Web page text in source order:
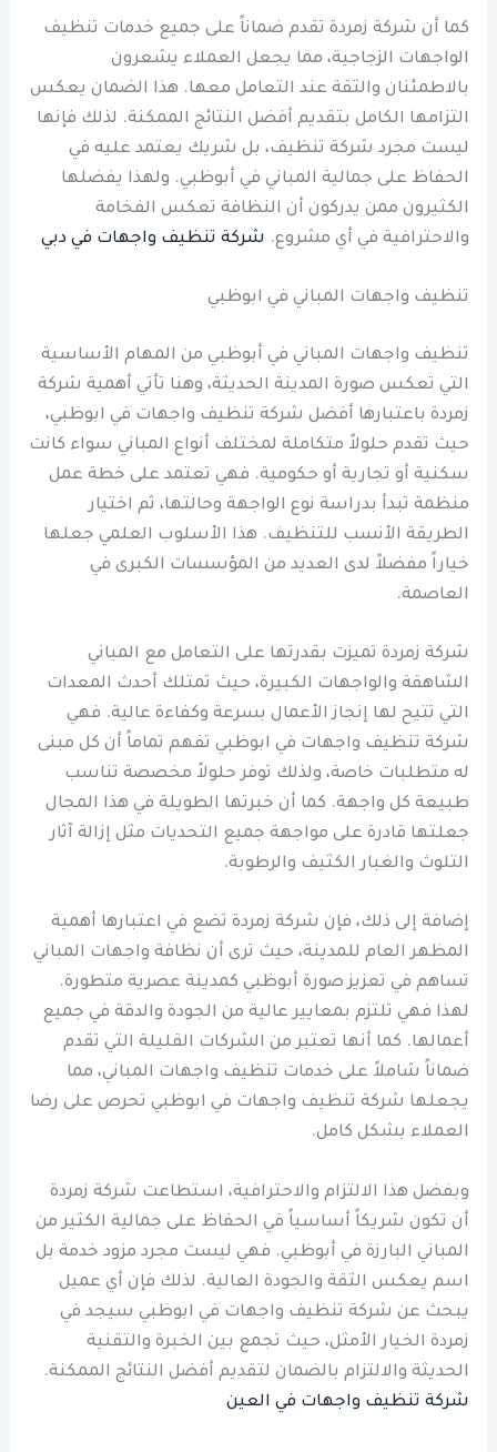
كما أن شركة زمردة تقدم ضماناً على جميع خدمات تنظيف
الواجهات الزجاجية، مما يجعل العملاء يشعرون
بالاطمئنان والثقة عند التعامل معها. هذا الضمان يعكس
التزامها الكامل بتقديم أفضل النتائج الممكنة. لذلك فإنها
ليست مجرد شركة تنظيف، بل شريك يعتمد عليه في
الحفاظ على جمالية المباني في أبوظبي. ولهذا يفضلها
الكثيرون ممن يدركون أن النظافة تعكس الفخامة
والاحترافية في أي مشروع. شركة تنظيف واجهات في دبي
تنظيف واجهات المباني في ابوظبي
تنظيف واجهات المباني في أبوظبي من المهام الأساسية
التي تعكس صورة المدينة الحديثة، وهنا تأتي أهمية شركة
زمردة باعتبارها أفضل شركة تنظيف واجهات في ابوظبي،
حيث تقدم حلولاً متكاملة لمختلف أنواع المباني سواء كانت
سكنية أو تجارية أو حكومية. فهي تعتمد على خطة عمل
منظمة تبدأ بدراسة نوع الواجهة وحالتها، ثم اختيار
الطريقة الأنسب للتنظيف. هذا الأسلوب العلمي جعلها
خياراً مفضلاً لدى العديد من المؤسسات الكبرى في
العاصمة.
شركة زمردة تميزت بقدرتها على التعامل مع المباني
الشاهقة والواجهات الكبيرة، حيث تمتلك أحدث المعدات
التي تتيح لها إنجاز الأعمال بسرعة وكفاءة عالية. فهي
شركة تنظيف واجهات في ابوظبي تفهم تماماً أن كل مبنى
له متطلبات خاصة، ولذلك توفر حلولاً مخصصة تناسب
طبيعة كل واجهة. كما أن خبرتها الطويلة في هذا المجال
جعلتها قادرة على مواجهة جميع التحديات مثل إزالة آثار
التلوث والغبار الكثيف والرطوبة.
إضافة إلى ذلك، فإن شركة زمردة تضع في اعتبارها أهمية
المظهر العام للمدينة، حيث ترى أن نظافة واجهات المباني
تساهم في تعزيز صورة أبوظبي كمدينة عصرية متطورة.
لهذا فهي تلتزم بمعايير عالية من الجودة والدقة في جميع
أعمالها. كما أنها تعتبر من الشركات القليلة التي تقدم
ضماناً شاملاً على خدمات تنظيف واجهات المباني، مما
يجعلها شركة تنظيف واجهات في ابوظبي تحرص على رضا
العملاء بشكل كامل.
وبفضل هذا الالتزام والاحترافية، استطاعت شركة زمردة
أن تكون شريكاً أساسياً في الحفاظ على جمالية الكثير من
المباني البارزة في أبوظبي. فهي ليست مجرد مزود خدمة بل
اسم يعكس الثقة والجودة العالية. لذلك فإن أي عميل
يبحث عن شركة تنظيف واجهات في ابوظبي سيجد في
زمردة الخيار الأمثل، حيث تجمع بين الخبرة والتقنية
الحديثة والالتزام بالضمان لتقديم أفضل النتائج الممكنة.
شركة تنظيف واجهات في العين